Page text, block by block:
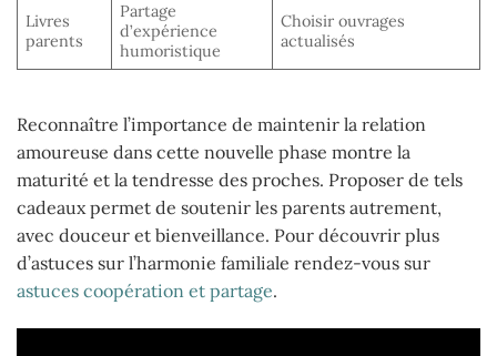
Livres
parents
Partage
d’expérience
humoristique
Choisir ouvrages
actualisés
Reconnaître l’importance de maintenir la relation
amoureuse dans cette nouvelle phase montre la
maturité et la tendresse des proches. Proposer de tels
cadeaux permet de soutenir les parents autrement,
avec douceur et bienveillance. Pour découvrir plus
d’astuces sur l’harmonie familiale rendez-vous sur
astuces coopération et partage.